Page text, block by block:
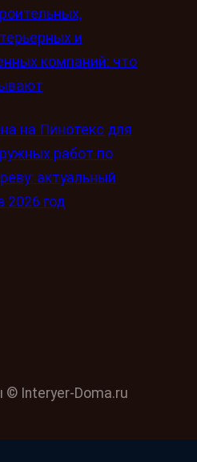
и
компаний: что
на Пинотекс для
работ по
актуальный
2026 год
Interyer-Doma.ru